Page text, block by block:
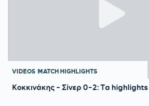
VIDEOS MATCH HIGHLIGHTS
Κοκκινάκης - Σίνερ 0-2: Tα